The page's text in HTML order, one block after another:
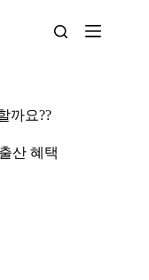
까요??
산 혜택